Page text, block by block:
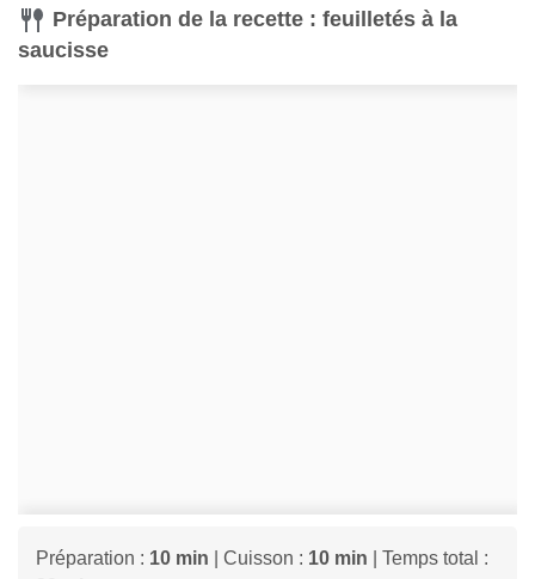
Préparation de la recette : feuilletés à la
saucisse
Préparation : 10 min | Cuisson : 10 min | Temps total :